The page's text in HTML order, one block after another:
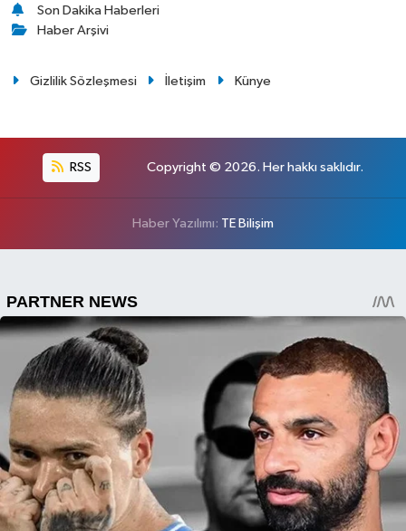
Son Dakika Haberleri
Haber Arşivi
Gizlilik Sözleşmesi İletişim Künye
RSS Copyright © 2026. Her hakkı saklıdır.
Haber Yazılımı: TE Bilişim